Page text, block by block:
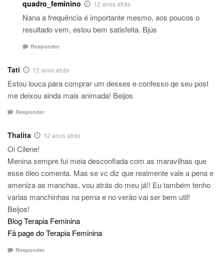
quadro_feminino 12 anos atrás
Nana a frequência é importante mesmo, aos poucos o
resultado vem, estou bem satisfeita. Bjús
Responder
Tati 12 anos atrás
Estou louca para comprar um desses e confesso qe seu post
me deixou ainda mais animada! Beijos
Responder
Thalita 12 anos atrás
Oi Cilene!
Menina sempre fui meia desconfiada com as maravilhas que
esse óleo comenta. Mas se vc diz que realmente vale a pena e
ameniza as manchas, vou atrás do meu já!! Eu também tenho
varias manchinhas na perna e no verão vai ser bem util!
Beijos!
Blog Terapia Feminina
Fã page do Terapia Feminina
Responder